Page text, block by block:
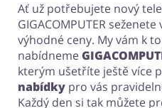
Ať už potřebujete nový
GIGACOMPUTER
výhodné ceny. My vám k
nabídneme
kterým ušetříte ještě více
nabídky pro vás
Každý den si tak můžete